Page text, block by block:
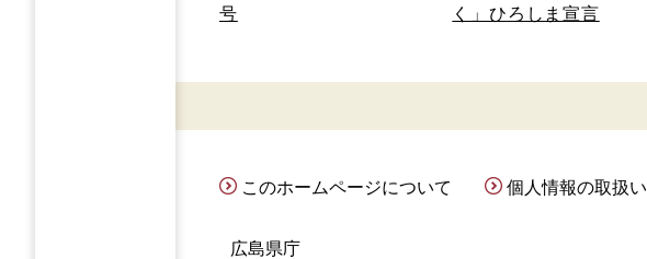
号
く」ひろしま宣言
このホームページについて 個人情報の取扱い
広島県庁